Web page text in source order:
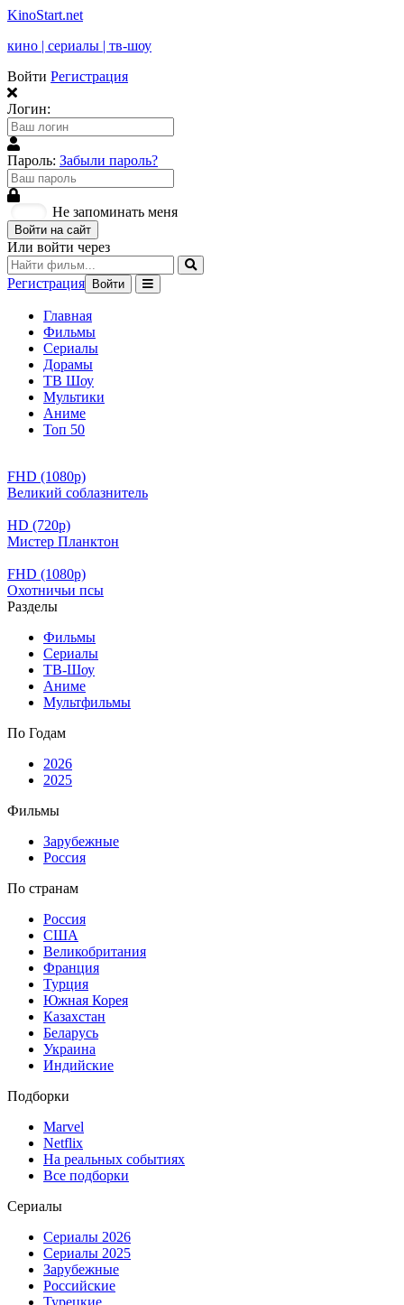
KinoStart.net
кино | сериалы | тв-шоу
Войти Регистрация
Логин:
Пароль: Забыли пароль?
Не запоминать меня
Войти на сайт
Или войти через
Регистрация Войти
Главная
Фильмы
Сериалы
Дорамы
ТВ Шоу
Мультики
Аниме
Топ 50
FHD (1080p)
Великий соблазнитель
HD (720p)
Мистер Планктон
FHD (1080p)
Охотничьи псы
Разделы
Фильмы
Сериалы
ТВ-Шоу
Аниме
Мультфильмы
По Годам
2026
2025
Фильмы
Зарубежные
Россия
По странам
Россия
США
Великобритания
Франция
Турция
Южная Корея
Казахстан
Беларусь
Украина
Индийские
Подборки
Marvel
Netflix
На реальных событиях
Все подборки
Сериалы
Сериалы 2026
Сериалы 2025
Зарубежные
Российские
Турецкие